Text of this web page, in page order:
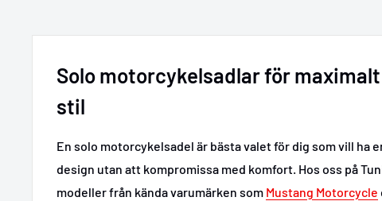
Solo motorcykelsadlar för
stil
En solo motorcykelsadel är bästa valet för dig som vill ha
design utan att kompromissa med komfort. Hos oss på
modeller från kända varumärken som Mustang Motorcycle